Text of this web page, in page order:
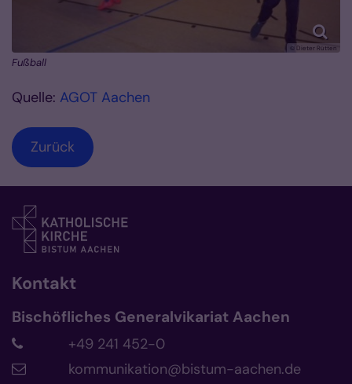
© Dieter Rütten
Fußball
Quelle: AGOT Aachen
Zurück
Kontakt
Bischöfliches Generalvikariat Aachen
+49 241 452-0
kommunikation@bistum-aachen.de